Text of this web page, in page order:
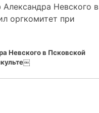
Невского в
оргкомитет при
Невского в Псковской